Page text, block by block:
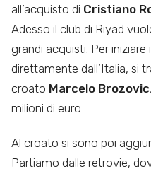
all’acquisto di Cristiano
Adesso il club di Riyad
grandi acquisti. Per
direttamente dall’Italia, si
croato Marcelo Brozovic
milioni di euro.
Al croato si sono poi
Partiamo dalle retrovie,